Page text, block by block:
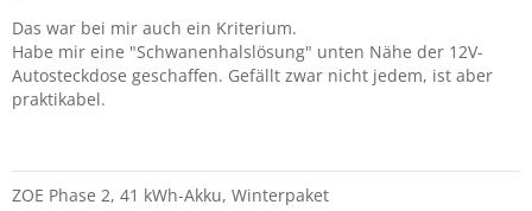
Das war bei mir auch ein Kriterium.
Habe mir eine "Schwanenhalslösung" unten Nähe der 12V-
Autosteckdose geschaffen. Gefällt zwar nicht jedem, ist aber
praktikabel.
ZOE Phase 2, 41 kWh-Akku, Winterpaket